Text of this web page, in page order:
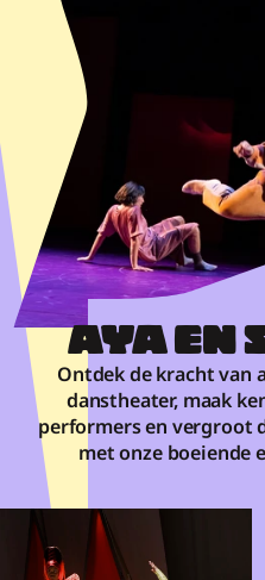
AYA EN
Ontdek de kracht van
danstheater, maak
performers en vergroot
met onze boeiende